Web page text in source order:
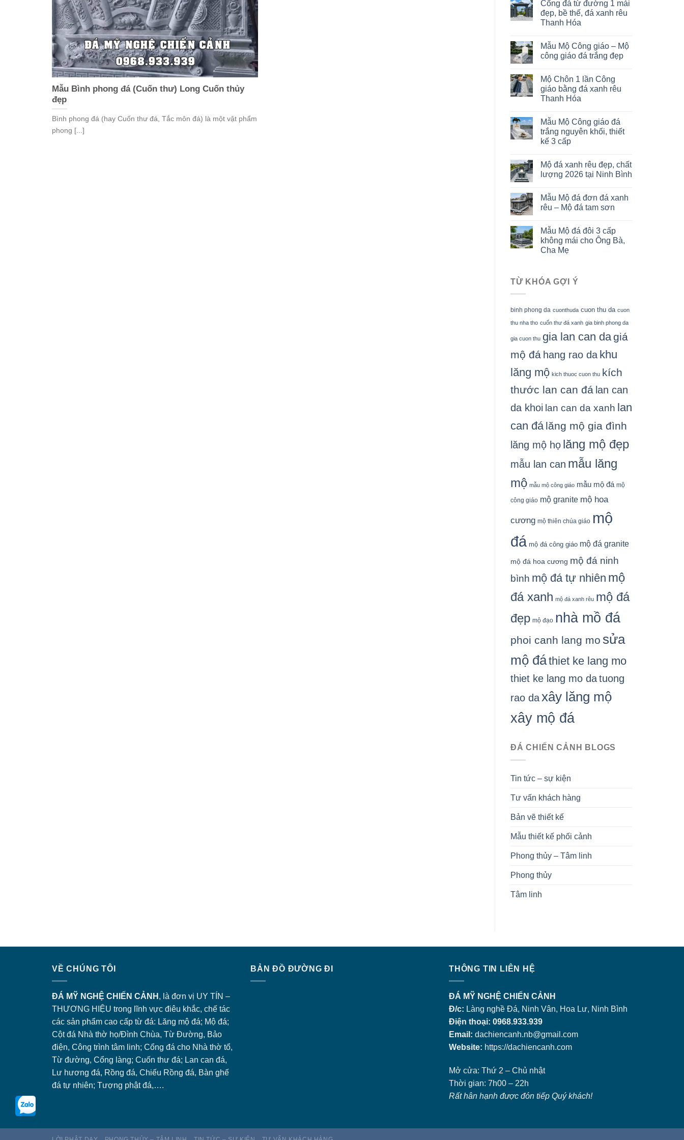
Mẫu Bình phong đá (Cuốn thư) Long Cuốn thủy
đẹp
Bình phong đá (hay Cuốn thư đá, Tắc môn đá) là một vật phẩm
phong [...]
Cổng đá từ đường 1 mái
đẹp, bề thế, đá xanh rêu
Thanh Hóa
Mẫu Mộ Công giáo – Mộ
công giáo đá trắng đẹp
Mộ Chôn 1 lần Công
giáo bằng đá xanh rêu
Thanh Hóa
Mẫu Mộ Công giáo đá
trắng nguyên khối, thiết
kế 3 cấp
Mộ đá xanh rêu đẹp, chất
lượng 2026 tại Ninh Bình
Mẫu Mộ đá đơn đá xanh
rêu – Mộ đá tam sơn
Mẫu Mộ đá đôi 3 cấp
không mái cho Ông Bà,
Cha Mẹ
TỪ KHÓA GỢI Ý
binh phong da cuonthuda cuon thu da cuon
thu nha tho cuốn thư đá xanh gia binh phong da
gia cuon thu gia lan can dagiá
mộ đá hang rao da khu
lăng mộ kich thuoc cuon thu kích
thước lan can đá lan can
da khoi lan can da xanh lan
can đá lăng mộ gia đình
lăng mộ họ lăng mộ đẹp
mẫu lan can mẫu lăng
mộ mẫu mộ công giáo mẫu mộ đá mộ
công giáo mộ granite mộ hoa
cương mộ thiên chúa giáo mộ
đá mộ đá công giáo mộ đá granite
mộ đá hoa cương mộ đá ninh
bình mộ đá tự nhiên mộ
đá xanh mộ đá xanh rêu mộ đá
đẹp mộ đạo nhà mồ đá
phoi canh lang mo sửa
mộ đáthiet ke lang mo
thiet ke lang mo datuong
rao daxây lăng mộ
xây mộ đá
ĐÁ CHIẾN CẢNH BLOGS
Tin tức – sự kiện
Tư vấn khách hàng
Bản vẽ thiết kế
Mẫu thiết kế phối cảnh
Phong thủy – Tâm linh
Phong thủy
Tâm linh
VỀ CHÚNG TÔI
ĐÁ MỸ NGHỆ CHIẾN CẢNH , là đơn vị UY TÍN –
THƯƠNG HIỆU trong lĩnh vực điêu khắc, chế tác
các sản phẩm cao cấp từ đá: Lăng mộ đá; Mộ đá;
Cột đá Nhà thờ họ/Đình Chùa, Từ Đường, Bảo
điện, Công trình tâm linh; Cổng đá cho Nhà thờ tổ,
Từ đường, Cổng làng; Cuốn thư đá; Lan can đá,
Lư hương đá, Rồng đá, Chiếu Rồng đá, Bàn ghế
đá tự nhiên; Tượng phật đá,….
BẢN ĐỒ ĐƯỜNG ĐI THÔNG TIN LIÊN HỆ
ĐÁ MỸ NGHỆ CHIẾN CẢNH
Đ/c: Làng nghề Đá, Ninh Vân, Hoa Lư, Ninh Bình
Điện thoại: 0968.933.939
Email: dachiencanh.nb@gmail.com
Website: https://dachiencanh.com
Mở cửa: Thứ 2 – Chủ nhật
Thời gian: 7h00 – 22h
Rất hân hạnh được đón tiếp Quý khách!